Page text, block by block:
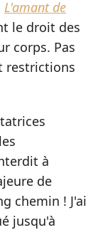
L'amant de
le droit des
corps. Pas
restrictions
à
de
chemin ! J'ai
jusqu'à